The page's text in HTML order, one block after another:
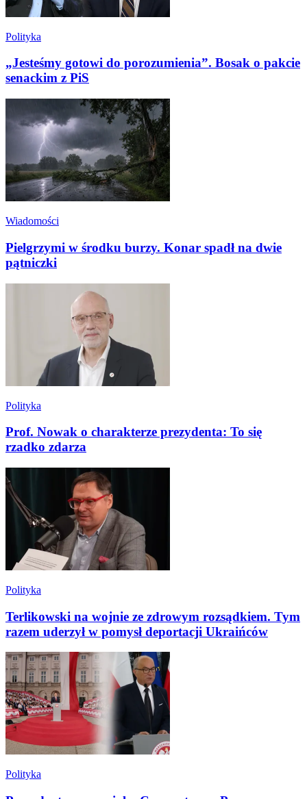
Polityka
„Jesteśmy gotowi do porozumienia”. Bosak o pakcie
senackim z PiS
Wiadomości
Pielgrzymi w środku burzy. Konar spadł na dwie
pątniczki
Polityka
Prof. Nowak o charakterze prezydenta: To się
rzadko zdarza
Polityka
Terlikowski na wojnie ze zdrowym rozsądkiem. Tym
razem uderzył w pomysł deportacji Ukraińców
Polityka